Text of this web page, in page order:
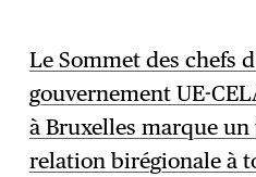
Le Sommet des chefs
gouvernement UE-
à Bruxelles marque
relation birégionale à